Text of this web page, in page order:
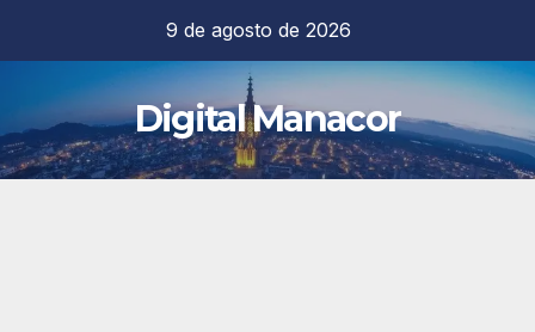
contenido
9 de agosto de 2026
Digital Manacor